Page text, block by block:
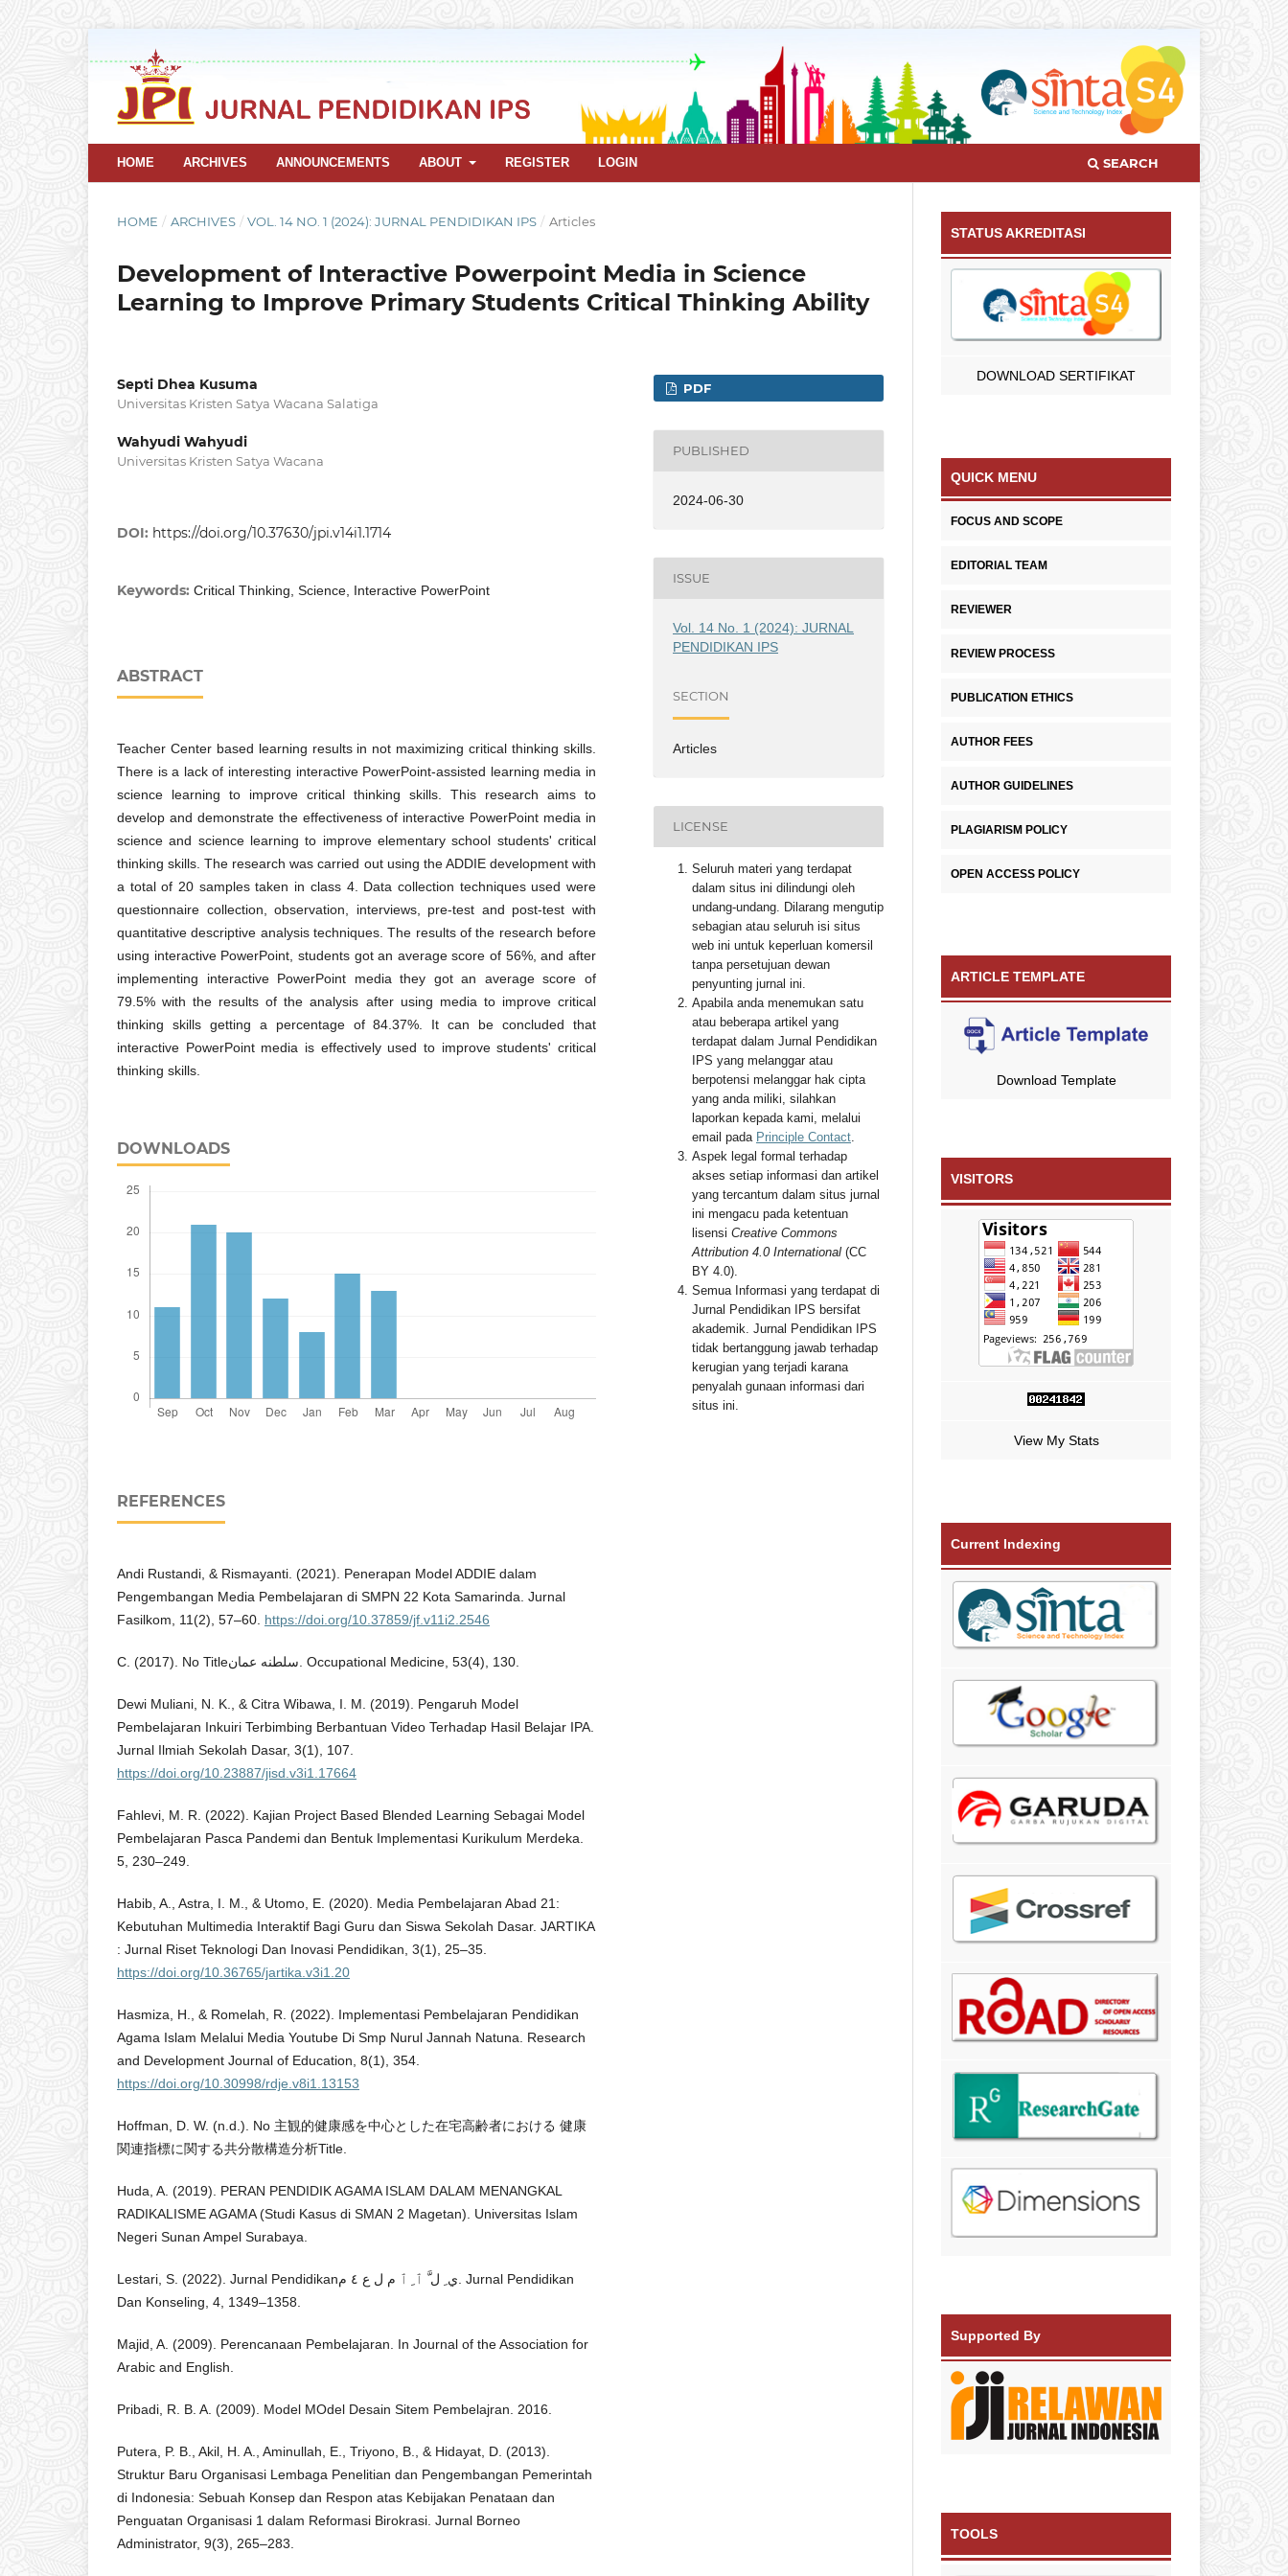
HOME ARCHIVES ANNOUNCEMENTS ABOUT REGISTER LOGIN SEARCH
HOME / ARCHIVES / VOL. 14 NO. 1 (2024): JURNAL PENDIDIKAN IPS / Articles
Development of Interactive Powerpoint Media in Science
Learning to Improve Primary Students Critical Thinking Ability
Septi Dhea Kusuma
Universitas Kristen Satya Wacana Salatiga
Wahyudi Wahyudi
Universitas Kristen Satya Wacana
DOI: https://doi.org/10.37630/jpi.v14i1.1714
Keywords: Critical Thinking, Science, Interactive PowerPoint
ABSTRACT
Teacher Center based learning results in not maximizing critical thinking skills.
There is a lack of interesting interactive PowerPoint-assisted learning media in
science learning to improve critical thinking skills. This research aims to
develop and demonstrate the effectiveness of interactive PowerPoint media in
science and science learning to improve elementary school students' critical
thinking skills. The research was carried out using the ADDIE development with
a total of 20 samples taken in class 4. Data collection techniques used were
questionnaire collection, observation, interviews, pre-test and post-test with
quantitative descriptive analysis techniques. The results of the research before
using interactive PowerPoint, students got an average score of 56%, and after
implementing interactive PowerPoint media they got an average score of
79.5% with the results of the analysis after using media to improve critical
thinking skills getting a percentage of 84.37%. It can be concluded that
interactive PowerPoint media is effectively used to improve students' critical
thinking skills.
DOWNLOADS
REFERENCES
Andi Rustandi, & Rismayanti. (2021). Penerapan Model ADDIE dalam
Pengembangan Media Pembelajaran di SMPN 22 Kota Samarinda. Jurnal
Fasilkom, 11(2), 57–60. https://doi.org/10.37859/jf.v11i2.2546
C. (2017). No Titleسلطنه عمان. Occupational Medicine, 53(4), 130.
Dewi Muliani, N. K., & Citra Wibawa, I. M. (2019). Pengaruh Model
Pembelajaran Inkuiri Terbimbing Berbantuan Video Terhadap Hasil Belajar IPA.
Jurnal Ilmiah Sekolah Dasar, 3(1), 107.
https://doi.org/10.23887/jisd.v3i1.17664
Fahlevi, M. R. (2022). Kajian Project Based Blended Learning Sebagai Model
Pembelajaran Pasca Pandemi dan Bentuk Implementasi Kurikulum Merdeka.
5, 230–249.
Habib, A., Astra, I. M., & Utomo, E. (2020). Media Pembelajaran Abad 21:
Kebutuhan Multimedia Interaktif Bagi Guru dan Siswa Sekolah Dasar. JARTIKA
: Jurnal Riset Teknologi Dan Inovasi Pendidikan, 3(1), 25–35.
https://doi.org/10.36765/jartika.v3i1.20
Hasmiza, H., & Romelah, R. (2022). Implementasi Pembelajaran Pendidikan
Agama Islam Melalui Media Youtube Di Smp Nurul Jannah Natuna. Research
and Development Journal of Education, 8(1), 354.
https://doi.org/10.30998/rdje.v8i1.13153
Hoffman, D. W. (n.d.). No 主観的健康感を中心とした在宅高齢者における 健康
関連指標に関する共分散構造分析Title.
Huda, A. (2019). PERAN PENDIDIK AGAMA ISLAM DALAM MENANGKAL
RADIKALISME AGAMA (Studi Kasus di SMAN 2 Magetan). Universitas Islam
Negeri Sunan Ampel Surabaya.
Lestari, S. (2022). Jurnal Pendidikanي ِ ل َّ ٱ ِ ٱ م ل ع ٤ م. Jurnal Pendidikan
Dan Konseling, 4, 1349–1358.
Majid, A. (2009). Perencanaan Pembelajaran. In Journal of the Association for
Arabic and English.
Pribadi, R. B. A. (2009). Model MOdel Desain Sitem Pembelajran. 2016.
Putera, P. B., Akil, H. A., Aminullah, E., Triyono, B., & Hidayat, D. (2013).
Struktur Baru Organisasi Lembaga Penelitian dan Pengembangan Pemerintah
di Indonesia: Sebuah Konsep dan Respon atas Kebijakan Penataan dan
Penguatan Organisasi 1 dalam Reformasi Birokrasi. Jurnal Borneo
Administrator, 9(3), 265–283.
PDF
PUBLISHED
2024-06-30
ISSUE
Vol. 14 No. 1 (2024): JURNAL
PENDIDIKAN IPS
SECTION
Articles
LICENSE
Seluruh materi yang terdapat
dalam situs ini dilindungi oleh
undang-undang. Dilarang mengutip
sebagian atau seluruh isi situs
web ini untuk keperluan komersil
tanpa persetujuan dewan
penyunting jurnal ini.
Apabila anda menemukan satu
atau beberapa artikel yang
terdapat dalam Jurnal Pendidikan
IPS yang melanggar atau
berpotensi melanggar hak cipta
yang anda miliki, silahkan
laporkan kepada kami, melalui
email pada Principle Contact.
Aspek legal formal terhadap
akses setiap informasi dan artikel
yang tercantum dalam situs jurnal
ini mengacu pada ketentuan
lisensi Creative Commons
Attribution 4.0 International (CC
BY 4.0).
Semua Informasi yang terdapat di
Jurnal Pendidikan IPS bersifat
akademik. Jurnal Pendidikan IPS
tidak bertanggung jawab terhadap
kerugian yang terjadi karana
penyalah gunaan informasi dari
situs ini.
STATUS AKREDITASI
DOWNLOAD SERTIFIKAT
QUICK MENU
FOCUS AND SCOPE
EDITORIAL TEAM
REVIEWER
REVIEW PROCESS
PUBLICATION ETHICS
AUTHOR FEES
AUTHOR GUIDELINES
PLAGIARISM POLICY
OPEN ACCESS POLICY
ARTICLE TEMPLATE
Download Template
VISITORS
View My Stats
Current Indexing
Supported By
TOOLS